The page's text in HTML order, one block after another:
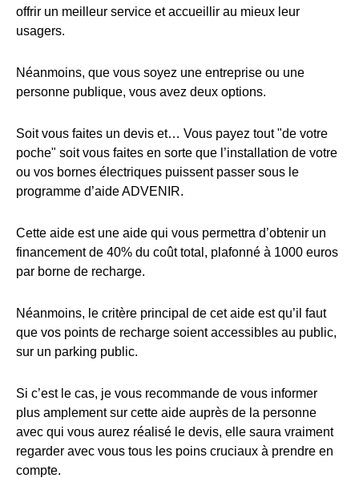
offrir un meilleur service et accueillir au mieux leur
usagers.
Néanmoins, que vous soyez une entreprise ou une
personne publique, vous avez deux options.
Soit vous faites un devis et… Vous payez tout "de votre
poche" soit vous faites en sorte que l’installation de votre
ou vos bornes électriques puissent passer sous le
programme d’aide ADVENIR.
Cette aide est une aide qui vous permettra d’obtenir un
financement de 40% du coût total, plafonné à 1000 euros
par borne de recharge.
Néanmoins, le critère principal de cet aide est qu’il faut
que vos points de recharge soient accessibles au public,
sur un parking public.
Si c’est le cas, je vous recommande de vous informer
plus amplement sur cette aide auprès de la personne
avec qui vous aurez réalisé le devis, elle saura vraiment
regarder avec vous tous les poins cruciaux à prendre en
compte.